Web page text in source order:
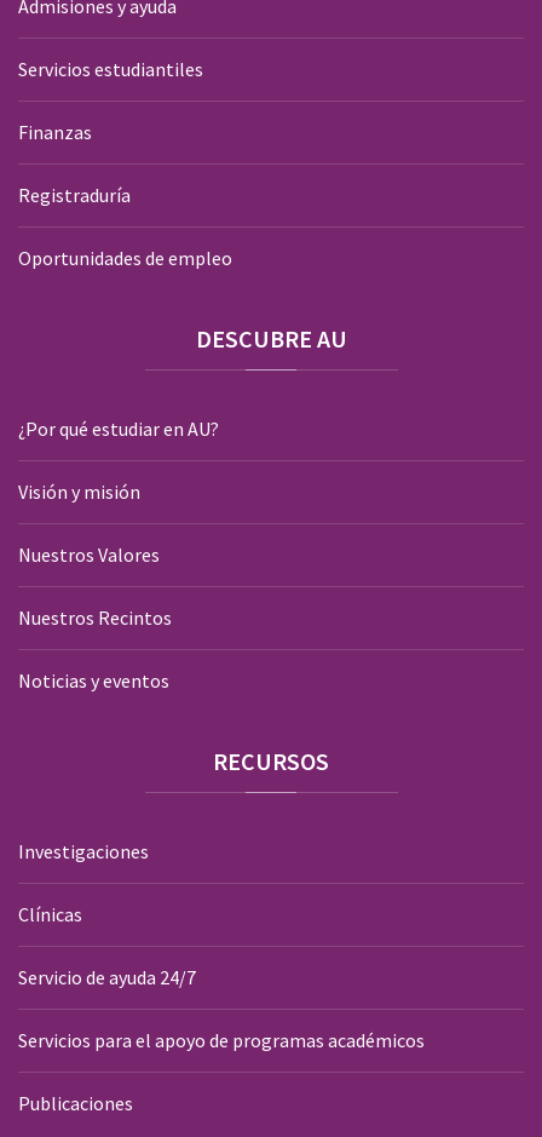
Admisiones y ayuda
Servicios estudiantiles
Finanzas
Registraduría
Oportunidades de empleo
DESCUBRE AU
¿Por qué estudiar en AU?
Visión y misión
Nuestros Valores
Nuestros Recintos
Noticias y eventos
RECURSOS
Investigaciones
Clínicas
Servicio de ayuda 24/7
Servicios para el apoyo de programas académicos
Publicaciones